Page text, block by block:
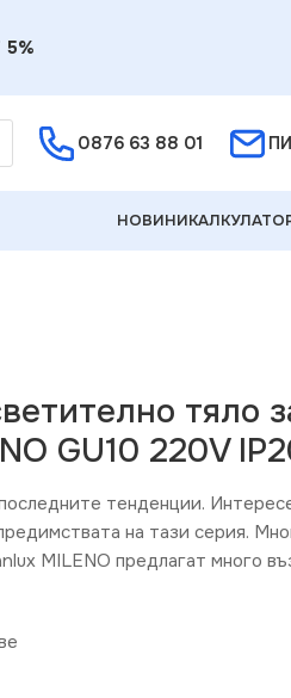
0876 63 88 01
НОВИНИ
тяло
GU10 220V
тенденции.
на тази серия.
MILENO предлагат много